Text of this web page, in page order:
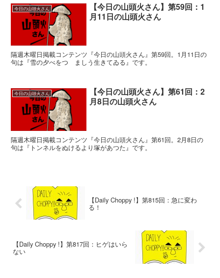
今日の山頭火さん
【今日の山頭火さん】第59回：1
月11日の山頭火さん
隔週木曜日掲載コンテンツ『今日の山頭火さん』第59回。1月11日の
句は『雪の夕べをつゝましう生きてゐる』です。
今日の山頭火さん
【今日の山頭火さん】第61回：2
月8日の山頭火さん
隔週木曜日掲載コンテンツ『今日の山頭火さん』第61回。2月8日の
句は『トンネルをぬけるより塚があつた』です。
【Daily Choppy !】第815回：急に変わ
る！
【Daily Choppy !】第817回：ヒゲはいら
ない